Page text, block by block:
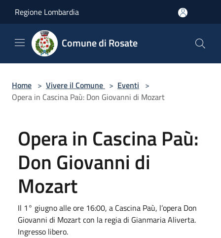
Regione Lombardia
Comune di Rosate
Home > Vivere il Comune > Eventi >
Opera in Cascina Paù: Don Giovanni di Mozart
Opera in Cascina Paù:
Don Giovanni di
Mozart
Il 1° giugno alle ore 16:00, a Cascina Paù, l’opera Don
Giovanni di Mozart con la regia di Gianmaria Aliverta.
Ingresso libero.